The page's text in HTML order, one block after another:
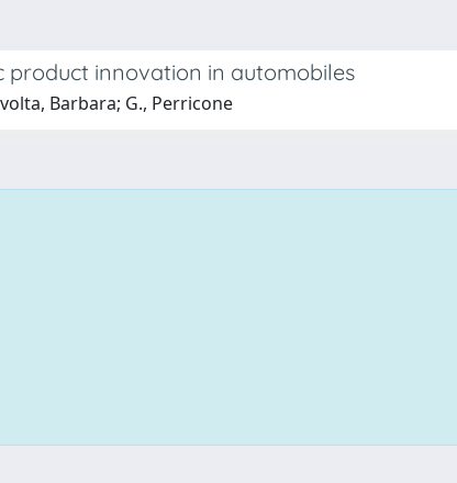
product innovation in automobiles
Barbara; G., Perricone